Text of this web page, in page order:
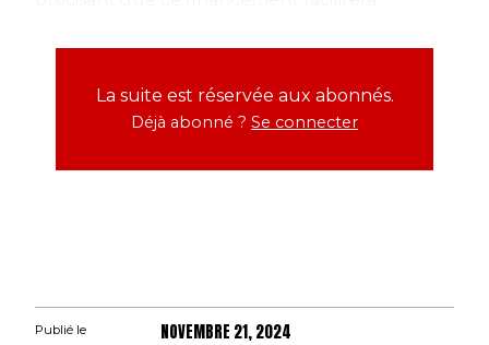
La suite est réservée aux abonnés.
Déjà abonné ? Se connecter
Publié le NOVEMBRE 21, 2024